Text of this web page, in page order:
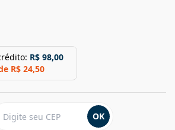
R$ 98,00
R$ 24,50
OK